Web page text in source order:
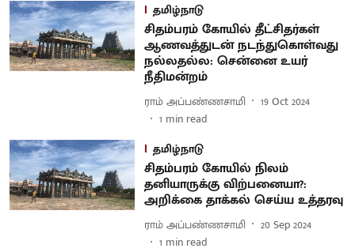
தமிழ்நாடு
சிதம்பரம் கோயில் தீட்சிதர்கள்
ஆணவத்துடன் நடந்துகொள்வது
நல்லதல்ல: சென்னை உயர்
நீதிமன்றம்
ராம் அப்பண்ணசாமி
19 Oct 2024
1 min read
தமிழ்நாடு
சிதம்பரம் கோயில் நிலம்
தனியாருக்கு விற்பனையா?:
அறிக்கை தாக்கல் செய்ய உத்தரவு
ராம் அப்பண்ணசாமி
20 Sep 2024
1 min read